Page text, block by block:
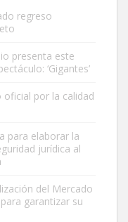
Pastor alemán,
regreso
presenta este
‘Gigantes’
por la calidad
para elaborar la
jurídica al
del Mercado
garantizar su